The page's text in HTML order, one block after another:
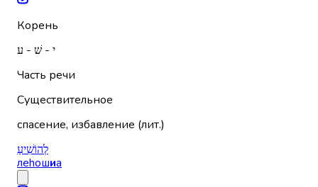
Корень
י - שׁ - ע
Часть речи
Существительное
спасение, избавление (лит.)
לְהוֹשִׁיעַ
леhошиа